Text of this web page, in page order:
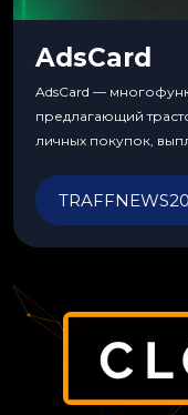
AdsCard
AdsCard —
предлагающий
личных покупок,
инструменты для
TRAFFNEWS20